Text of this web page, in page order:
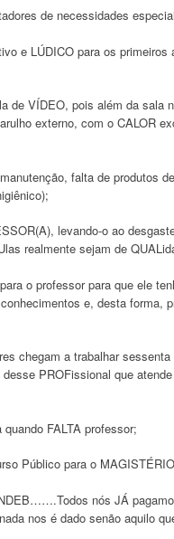
de necessidades
e LÚDICO para os
de VÍDEO, pois além da sala
externo, com o CALOR
falta de produtos
levando-o ao
realmente sejam de
o professor para que ele
e, desta forma,
chegam a trabalhar
PROFissional que
FALTA professor;
Público para o
nós JÁ
nos é dado senão aquilo